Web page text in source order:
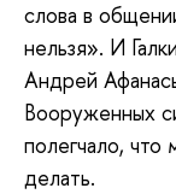
слова в
нельзя». И
Андрей
Вооруженных
полегчало,
делать.